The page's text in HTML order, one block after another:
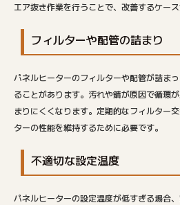
エア抜き作業を行うことで、改善するケース
フィルターや配管の詰まり
パネルヒーターのフィルターや配管が詰ま
ることがあります。汚れや錆が原因で循環
まりにくくなります。定期的なフィルター
ターの性能を維持するために必要です。
不適切な設定温度
パネルヒーターの設定温度が低すぎる場合